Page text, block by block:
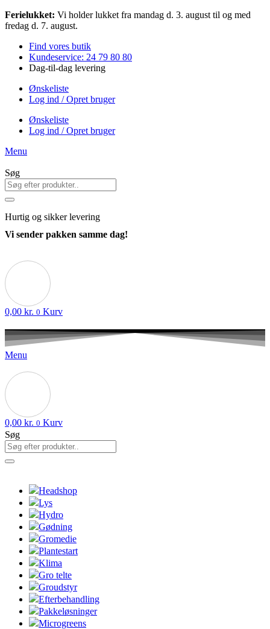
Videre
til
Ferielukket: Vi holder lukket fra mandag d. 3. august til og med
fredag d. 7. august.
Find vores butik
Kundeservice: 24 79 80 80
Dag-til-dag levering
Ønskeliste
Log ind / Opret bruger
Ønskeliste
Log ind / Opret bruger
Menu
Søg
Hurtig og sikker levering
Vi sender pakken samme dag!
0,00 kr. 0 Kurv
Menu
0,00 kr. 0 Kurv
Søg
Headshop
Lys
Hydro
Gødning
Gromedie
Plantestart
Klima
Gro telte
Groudstyr
Efterbehandling
Pakkeløsninger
Microgreens